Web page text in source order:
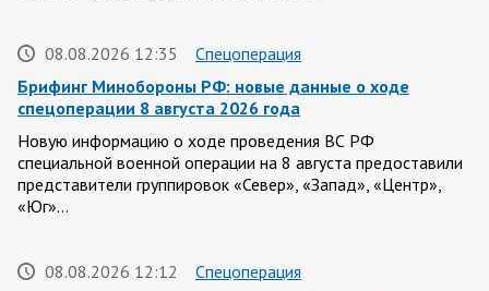
08.08.2026 12:35
Спецоперация
Брифинг Минобороны РФ: новые данные о ходе
спецоперации 8 августа 2026 года
Новую информацию о ходе проведения ВС РФ
специальной военной операции на 8 августа предоставили
представители группировок «Север», «Запад», «Центр»,
«Юг»…
08.08.2026 12:12
Спецоперация